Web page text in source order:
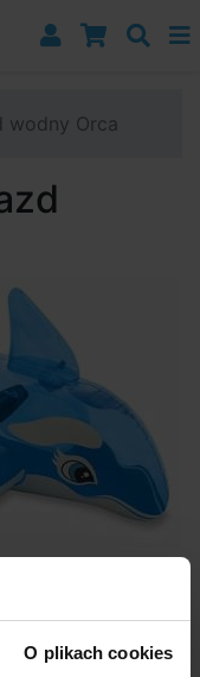
O plikach cookies
wodny Orca